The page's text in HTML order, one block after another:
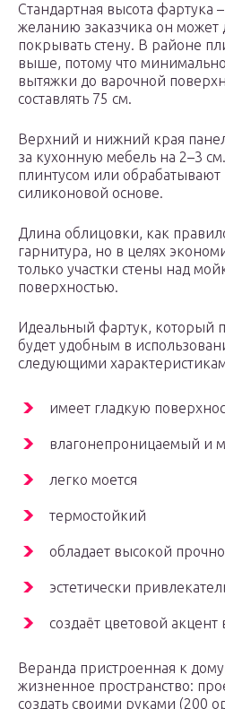
Стандартная высота фартука
желанию заказчика он может
покрывать стену. В районе
выше, потому что
вытяжки до варочной
составлять 75 см.
Верхний и нижний края
за кухонную мебель на 2–3
плинтусом или
силиконовой основе.
Длина облицовки, как
гарнитура, но в целях
только участки стены над
поверхностью.
Идеальный фартук, который
будет удобным в
следующими
имеет гладкую
влагонепроницаемый и
легко моется
термостойкий
обладает высокой
эстетически
создаёт цветовой акцент
Веранда пристроенная к
жизненное пространство:
создать своими руками (200